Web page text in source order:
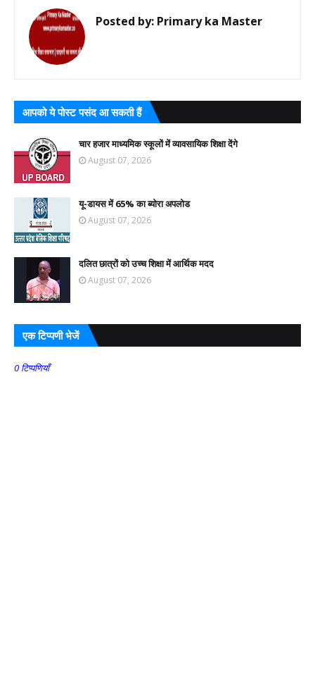
Posted by: Primary ka Master
आपको ये पोस्ट पसंद आ सकती हैं
चार हजार माध्यमिक स्कूलों में व्यावसायिक शिक्षा देंगे
August 07, 2026
यू-डायस में 65% का ब्योरा अपलोड
August 07, 2026
दलित छात्रों को उच्च शिक्षा में आर्थिक मदद
August 07, 2026
एक टिप्पणी भेजें
0 टिप्पणियाँ